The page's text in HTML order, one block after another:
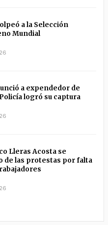
a la Selección
Mundial
a expendedor de
logró su captura
Lleras Acosta se
de las protestas por falta